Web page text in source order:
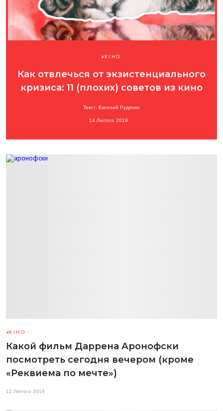
КІНО
Как отвлечься от экзистенциального
кризиса: 11 (плохих) советов из кино
Текст: Евгений Руденко
14 Лютого 2019
КІНО
Какой фильм Даррена Аронофски
посмотреть сегодня вечером (кроме
«Реквиема по мечте»)
12 Лютого 2019